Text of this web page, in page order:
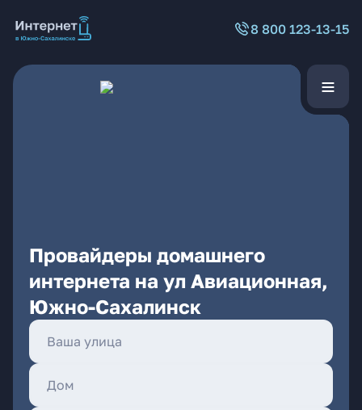
8 800 123-13-15
Провайдеры домашнего
интернета на ул Авиационная,
Южно-Сахалинск